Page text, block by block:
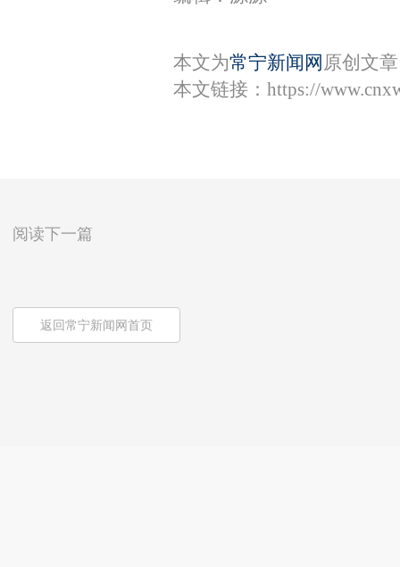
本文为常宁新闻网 原创文
本文链接： https://
阅读下一篇
返回常宁新闻网首页